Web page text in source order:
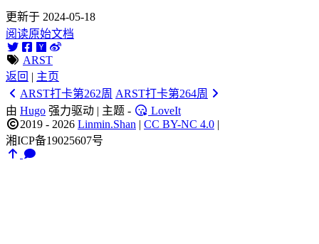
更新于 2024-05-18
阅读原始文档
ARST
返回 | 主页
ARST打卡第262周 ARST打卡第264周
由 Hugo 强力驱动 | 主题 -
LoveIt
2019 - 2026 Linmin.Shan | CC BY-NC 4.0 |
湘ICP备19025607号